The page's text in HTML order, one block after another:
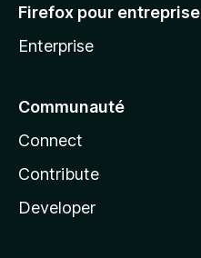
Firefox pour entreprise
Enterprise
Communauté
Connect
Contribute
Developer